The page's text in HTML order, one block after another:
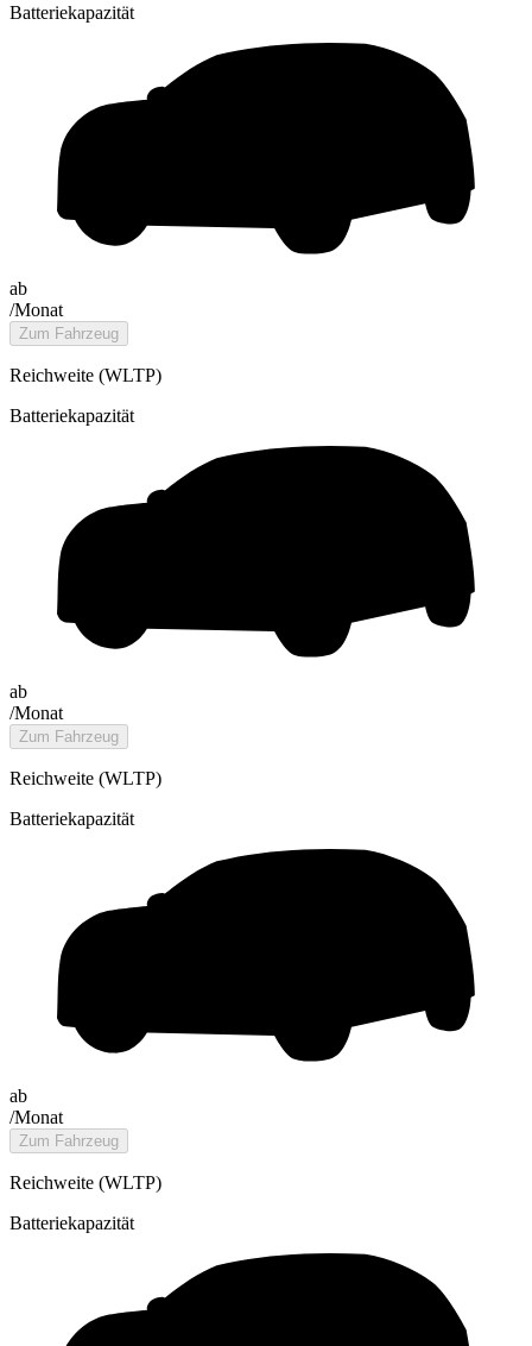
Batteriekapazität
ab
/Monat
Zum Fahrzeug
Reichweite (WLTP)
Batteriekapazität
ab
/Monat
Zum Fahrzeug
Reichweite (WLTP)
Batteriekapazität
ab
/Monat
Zum Fahrzeug
Reichweite (WLTP)
Batteriekapazität